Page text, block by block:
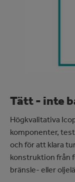
Tätt - inte
Högkvalitativa
komponenter,
och för att klara
konstruktion från
bränsle- eller